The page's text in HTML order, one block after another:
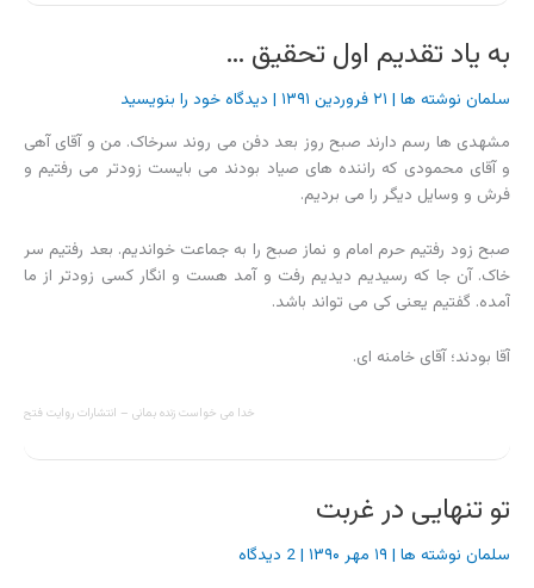
تو تنهایی در غربت
سلمان نوشته ها | ۱۹ مهر ۱۳۹۰ |2 دیدگاه
سه تارت را زمین بگذار
که من بیزارم از آواز این ناساز ناهنجار
زبان در حنجرت گشته به کام دشمنان مذهب و میهن
من اما پیش ِ این اهریمن ِ سر تا به پا آهن
دلم لبریز از مهر است با تو . حیف اما تو نمی دانی
تو ای با دشمنانم دوست
تو ای از ایل من ، ای از تبارِ من
زبان خشم و خونریزی‌ست
که شاید . . . باز هم شاید
فروغ آدمیت راه در قلب تو بگشاید
بگو با او :